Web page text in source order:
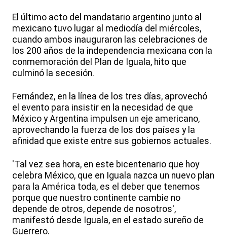
El último acto del mandatario argentino junto al
mexicano tuvo lugar al mediodía del miércoles,
cuando ambos inauguraron las celebraciones de
los 200 años de la independencia mexicana con la
conmemoración del Plan de Iguala, hito que
culminó la secesión.
Fernández, en la línea de los tres días, aprovechó
el evento para insistir en la necesidad de que
México y Argentina impulsen un eje americano,
aprovechando la fuerza de los dos países y la
afinidad que existe entre sus gobiernos actuales.
'Tal vez sea hora, en este bicentenario que hoy
celebra México, que en Iguala nazca un nuevo plan
para la América toda, es el deber que tenemos
porque que nuestro continente cambie no
depende de otros, depende de nosotros',
manifestó desde Iguala, en el estado sureño de
Guerrero.